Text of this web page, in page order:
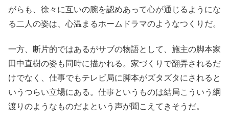
がらも、徐々に互いの腕を認めあって心が通じるようにな
る二人の姿は、心温まるホームドラマのようなつくりだ。
一方、断片的ではあるがサブの物語として、施主の脚本家
田中直樹の姿も同時に描かれる。家づくりで翻弄されるだ
けでなく、仕事でもテレビ局に脚本がズタズタにされると
いうつらい立場にある。仕事というものは結局こういう綱
渡りのようなものだよという声が聞こえてきそうだ。